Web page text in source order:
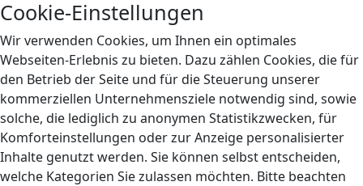
Cookie-Einstellungen
Wir verwenden Cookies, um Ihnen ein optimales
Webseiten-Erlebnis zu bieten. Dazu zählen Cookies, die für
den Betrieb der Seite und für die Steuerung unserer
kommerziellen Unternehmensziele notwendig sind, sowie
solche, die lediglich zu anonymen Statistikzwecken, für
Komforteinstellungen oder zur Anzeige personalisierter
Inhalte genutzt werden. Sie können selbst entscheiden,
welche Kategorien Sie zulassen möchten. Bitte beachten